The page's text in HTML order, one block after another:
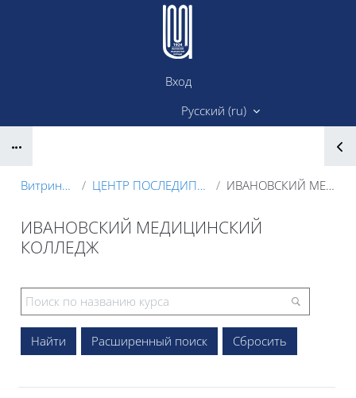
Перейти к основному содержанию
Вход
Русский ‎(ru)‎
Витрина курсов 3KL ЦЕНТР ПОСЛЕДИПЛОМНОГО ОБРАЗОВАНИЯ ИВАНОВСКИЙ МЕДИЦИНСКИЙ КОЛЛЕДЖ
ИВАНОВСКИЙ МЕДИЦИНСКИЙ
КОЛЛЕДЖ
Расширенный поиск